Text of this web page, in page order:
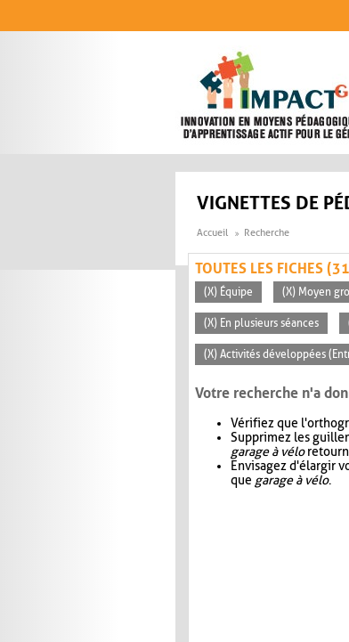
VIGNETTES DE
Accueil Recherche
TOUTES LES FICHES
(X) Équipe (X) Moyen
(X) En plusieurs séances
(X) Activités développées
Votre recherche n'a
Vérifiez que
Supprimez les
garage à vélo
Envisagez d'élargir
que garage à vélo.